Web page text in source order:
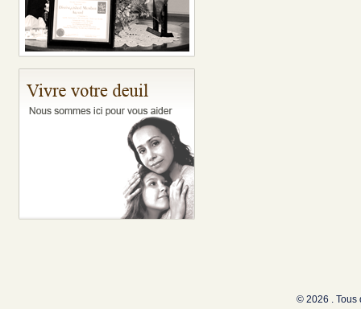
© 2026 . Tous